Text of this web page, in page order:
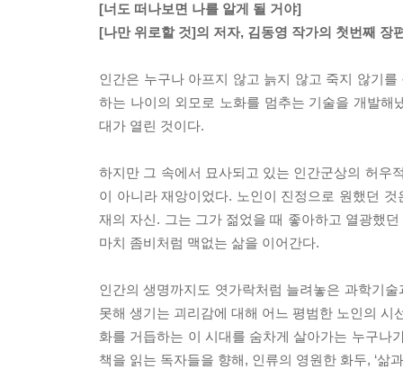
[너도 떠나보면 나를 알게 될 거야]
[나만 위로할 것]의 저자, 김동영 작가의 첫번째 장
인간은 누구나 아프지 않고 늙지 않고 죽지 않기
하는 나이의 외모로 노화를 멈추는 기술을 개발해
대가 열린 것이다.
하지만 그 속에서 묘사되고 있는 인간군상의 허우
이 아니라 재앙이었다. 노인이 진정으로 원했던
재의 자신. 그는 그가 젊었을 때 좋아하고 열광했
마치 좀비처럼 맥없는 삶을 이어간다.
인간의 생명까지도 엿가락처럼 늘려놓은 과학기
못해 생기는 괴리감에 대해 어느 평범한 노인의
화를 거듭하는 이 시대를 숨차게 살아가는 누구나
책을 읽는 독자들을 향해, 인류의 영원한 화두, ‘삶